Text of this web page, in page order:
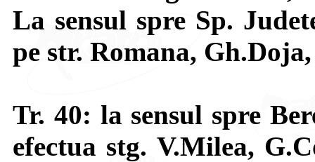
La sensul spre Sp.
pe str. Romana,
Tr. 40: la sensul spre
efectua stg. V.Milea,